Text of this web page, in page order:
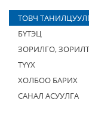
ТОВЧ
БҮТЭЦ
ЗОРИЛГО, ЗОРИЛТ
ТҮҮХ
ХОЛБОО БАРИХ
САНАЛ АСУУЛГА